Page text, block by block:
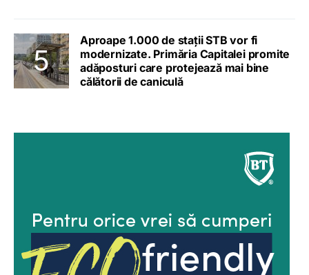
Aproape 1.000 de stații STB vor fi
modernizate. Primăria Capitalei promite
adăposturi care protejează mai bine
călătorii de caniculă